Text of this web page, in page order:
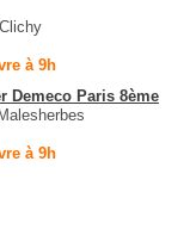
à 9h
Demeco Paris 8ème
à 9h